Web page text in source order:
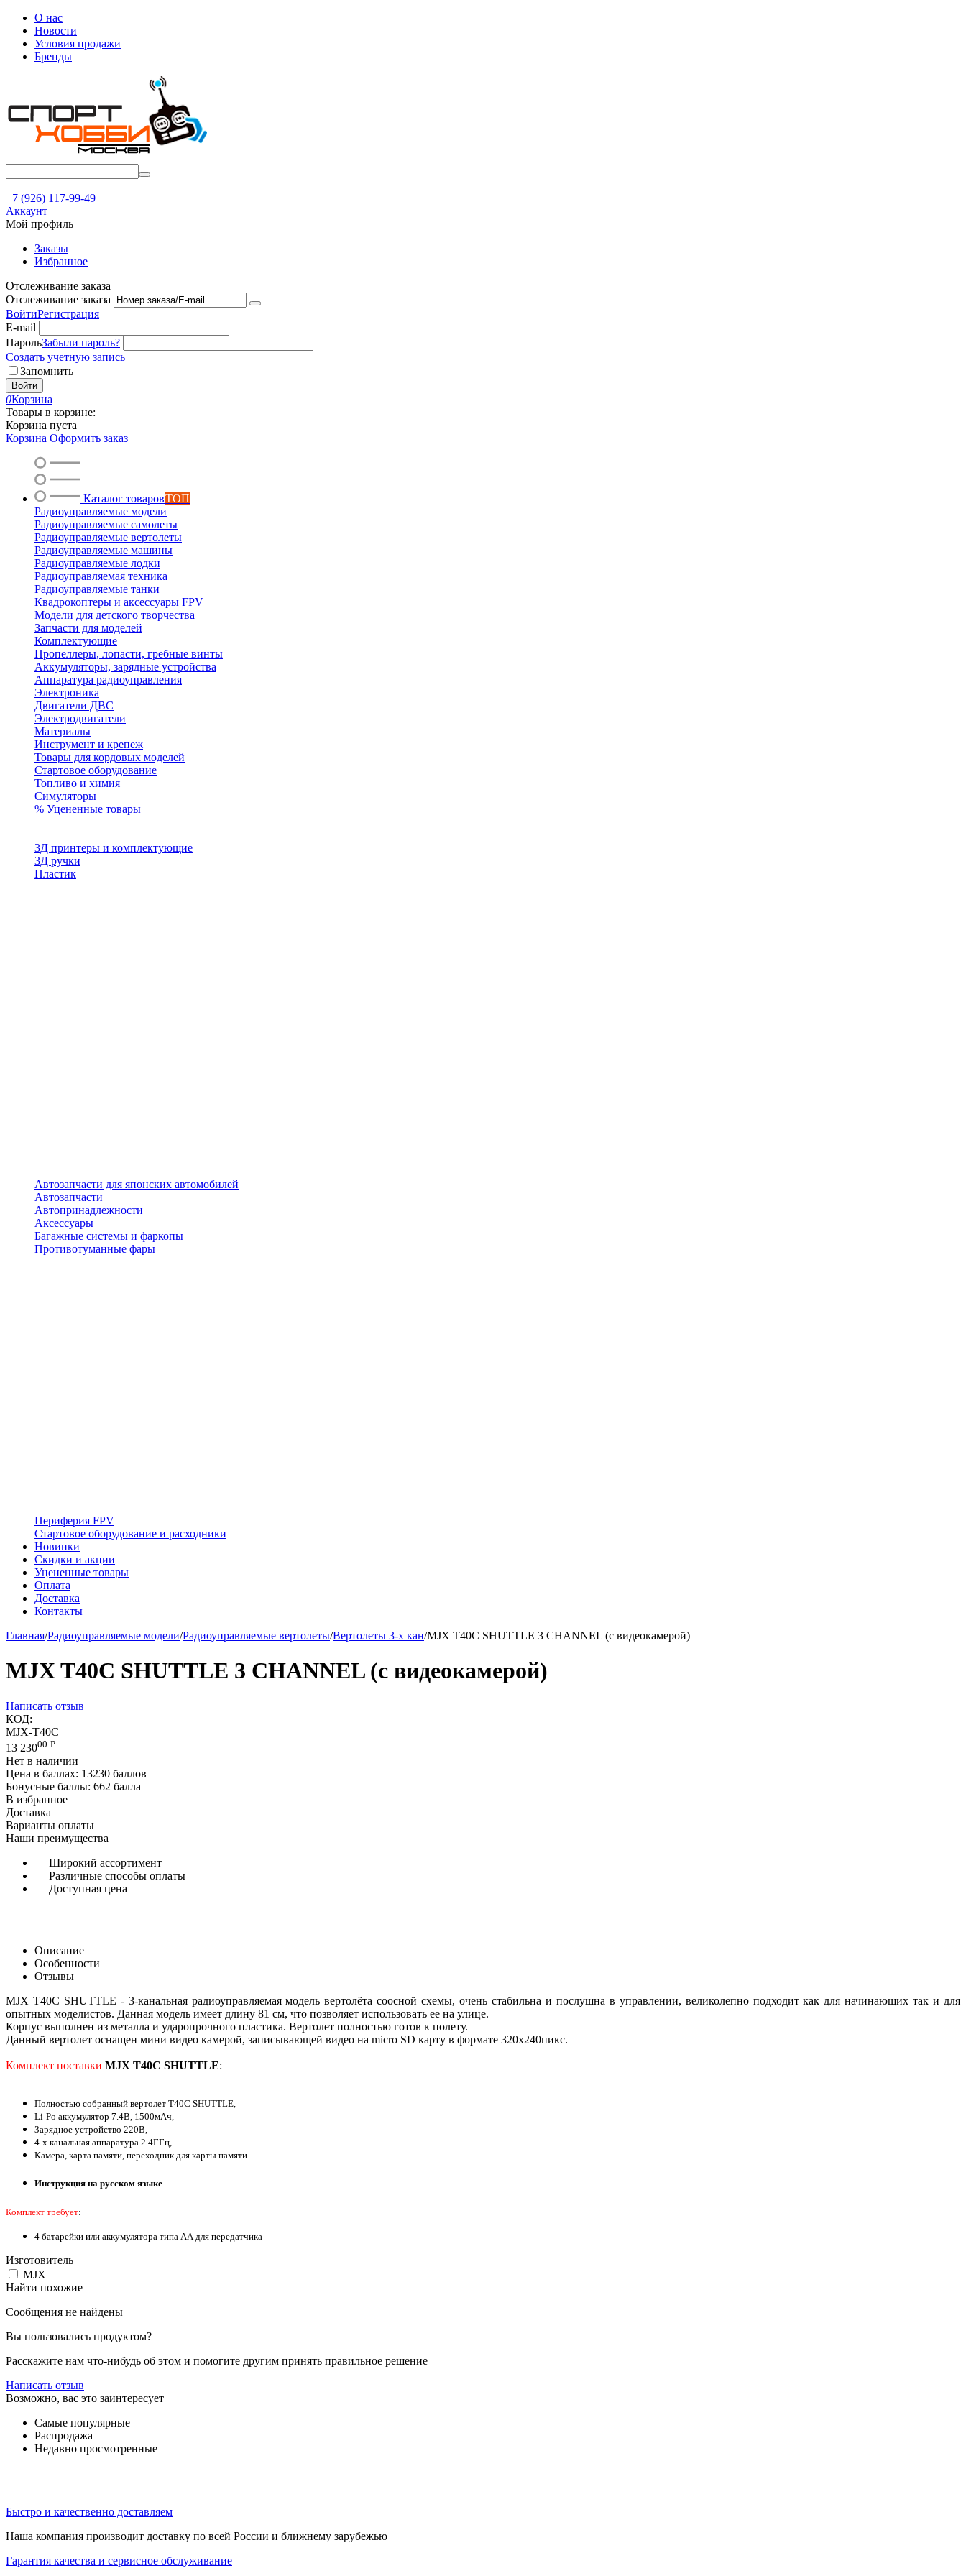
О нас
Новости
Условия продажи
Бренды
+7 (926) 117-99-49
Аккаунт
Мой профиль
Заказы
Избранное
Отслеживание заказа
Отслеживание заказа
ВойтиРегистрация
E-mail
ПарольЗабыли пароль?
Создать учетную запись
Запомнить
Войти
0Корзина
Товары в корзине:
Корзина пуста
Корзина Оформить заказ
Каталог товаровТОП
Радиоуправляемые модели
Радиоуправляемые самолеты
Радиоуправляемые вертолеты
Радиоуправляемые машины
Радиоуправляемые лодки
Радиоуправляемая техника
Радиоуправляемые танки
Квадрокоптеры и аксессуары FPV
Модели для детского творчества
Запчасти для моделей
Комплектующие
Пропеллеры, лопасти, гребные винты
Аккумуляторы, зарядные устройства
Аппаратура радиоуправления
Электроника
Двигатели ДВС
Электродвигатели
Материалы
Инструмент и крепеж
Товары для кордовых моделей
Стартовое оборудование
Топливо и химия
Симуляторы
% Уцененные товары
3Д принтеры и комплектующие
3Д ручки
Пластик
Автозапчасти для японских автомобилей
Автозапчасти
Автопринадлежности
Аксессуары
Багажные системы и фаркопы
Противотуманные фары
Периферия FPV
Стартовое оборудование и расходники
Новинки
Скидки и акции
Уцененные товары
Оплата
Доставка
Контакты
Главная/Радиоуправляемые модели/Радиоуправляемые вертолеты/Вертолеты 3-х кан/MJX T40C SHUTTLE 3 CHANNEL (с видеокамерой)
MJX T40C SHUTTLE 3 CHANNEL (с видеокамерой)
Написать отзыв
КОД:
MJX-T40C
13 23000 Р
Нет в наличии
Цена в баллах: 13230 баллов
Бонусные баллы: 662 балла
В избранное
Доставка
Варианты оплаты
Наши преимущества
— Широкий ассортимент
— Различные способы оплаты
— Доступная цена
Описание
Особенности
Отзывы
MJX T40C SHUTTLE - 3-канальная радиоуправляемая модель вертолёта соосной схемы, очень стабильна и послушна в управлении, великолепно подходит как для начинающих так и для
опытных моделистов. Данная модель имеет длину 81 см, что позволяет использовать ее на улице.
Корпус выполнен из металла и ударопрочного пластика. Вертолет полностью готов к полету.
Данный вертолет оснащен мини видео камерой, записывающей видео на micro SD карту в формате 320x240пикс.
Комплект поставки MJX T40C SHUTTLE:
Полностью собранный вертолет T40C SHUTTLE,
Li-Po аккумулятор 7.4В, 1500мАч,
Зарядное устройство 220В,
4-х канальная аппаратура 2.4ГГц,
Камера, карта памяти, переходник для карты памяти.
Инструкция на русском языке
Комплект требует:
4 батарейки или аккумулятора типа АА для передатчика
Изготовитель
MJX
Найти похожие
Сообщения не найдены
Вы пользовались продуктом?
Расскажите нам что-нибудь об этом и помогите другим принять правильное решение
Написать отзыв
Возможно, вас это заинтересует
Самые популярные
Распродажа
Недавно просмотренные
Быстро и качественно доставляем
Наша компания производит доставку по всей России и ближнему зарубежью
Гарантия качества и сервисное обслуживание